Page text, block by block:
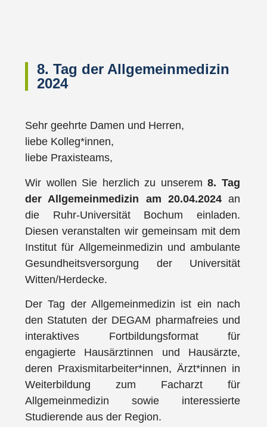
8. Tag der Allgemeinmedizin
2024
Sehr geehrte Damen und Herren,
liebe Kolleg*innen,
liebe Praxisteams,
Wir wollen Sie herzlich zu unserem8. Tag
der Allgemeinmedizin am 20.04.2024an
die Ruhr-Universität Bochum einladen.
Diesen veranstalten wir gemeinsam mit dem
Institut für Allgemeinmedizin und ambulante
Gesundheitsversorgung der Universität
Witten/Herdecke.
Der Tag der Allgemeinmedizin ist ein nach
den Statuten der DEGAM pharmafreies und
interaktives Fortbildungsformat für
engagierte Hausärztinnen und Hausärzte,
deren Praxismitarbeiter*innen, Ärzt*innen in
Weiterbildung zum Facharzt für
Allgemeinmedizin sowie interessierte
Studierende aus der Region.